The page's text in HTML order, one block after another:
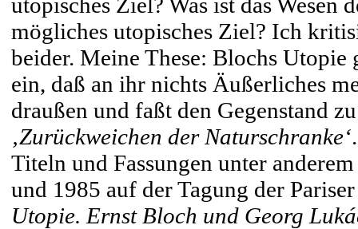
mögliches utopisches Ziel? Ich
beider. Meine These: Blochs
ein, daß an ihr nichts Äußerliches
draußen und faßt den Gegenstand
‚Zurückweichen der Naturschranke‘
Titeln und Fassungen unter
und 1985 auf der Tagung der
Utopie. Ernst Bloch und Georg